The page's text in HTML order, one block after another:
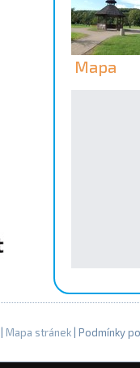
Mapa
Mapa stránek | Podmínky